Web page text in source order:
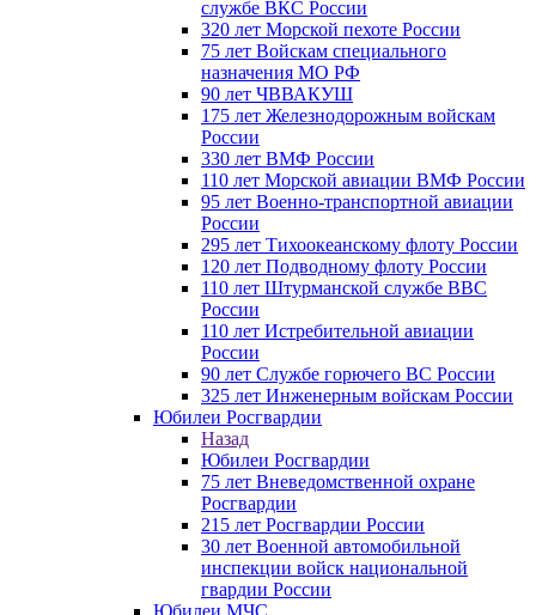
службе ВКС России
320 лет Морской пехоте России
75 лет Войскам специального
назначения МО РФ
90 лет ЧВВАКУШ
175 лет Железнодорожным войскам
России
330 лет ВМФ России
110 лет Морской авиации ВМФ России
95 лет Военно-транспортной авиации
России
295 лет Тихоокеанскому флоту России
120 лет Подводному флоту России
110 лет Штурманской службе ВВС
России
110 лет Истребительной авиации
России
90 лет Службе горючего ВС России
325 лет Инженерным войскам России
Юбилеи Росгвардии
Назад
Юбилеи Росгвардии
75 лет Вневедомственной охране
Росгвардии
215 лет Росгвардии России
30 лет Военной автомобильной
инспекции войск национальной
гвардии России
Юбилеи МЧС